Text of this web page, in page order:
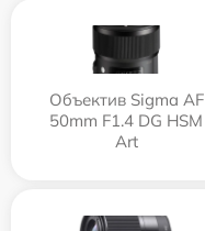
Объектив Sigma AF
50mm F1.4 DG HSM
Art